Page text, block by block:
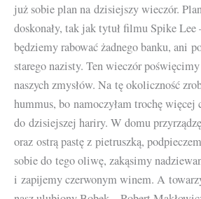
już sobie plan na dzisiejszy wieczór.
doskonały, tak jak tytuł filmu Spike
będziemy rabować żadnego banku, ani
starego nazisty. Ten wieczór
naszych zmysłów. Na tę okoliczność
hummus, bo namoczyłam trochę więcej
do dzisiejszej hariry. W domu
oraz ostrą pastę z pietruszką,
sobie do tego oliwę, zakąsimy
i zapijemy czerwonym winem. A